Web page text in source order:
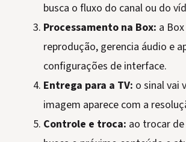
busca o fluxo do canal ou do
Processamento na Box: a
reprodução, gerencia áudio e
configurações de interface.
Entrega para a TV: o sinal vai
imagem aparece com a
Controle e troca: ao trocar